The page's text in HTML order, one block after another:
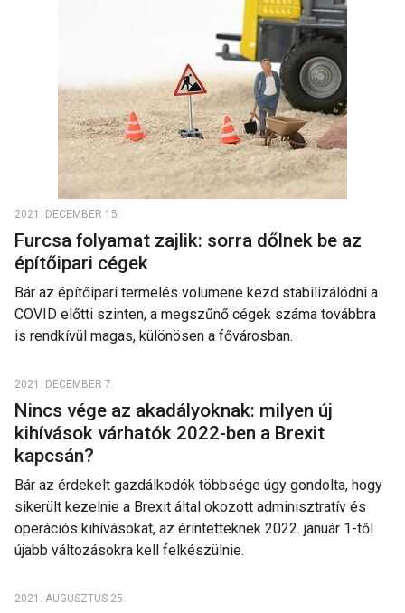
2021. DECEMBER 15.
Furcsa folyamat zajlik: sorra dőlnek be az
építőipari cégek
Bár az építőipari termelés volumene kezd stabilizálódni a
COVID előtti szinten, a megszűnő cégek száma továbbra
is rendkívül magas, különösen a fővárosban.
2021. DECEMBER 7.
Nincs vége az akadályoknak: milyen új
kihívások várhatók 2022-ben a Brexit
kapcsán?
Bár az érdekelt gazdálkodók többsége úgy gondolta, hogy
sikerült kezelnie a Brexit által okozott adminisztratív és
operációs kihívásokat, az érintetteknek 2022. január 1-től
újabb változásokra kell felkészülnie.
2021. AUGUSZTUS 25.